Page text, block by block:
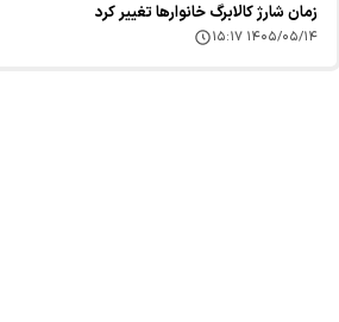
زمان شارژ کالابرگ خانوارها تغییر کرد
۱۴۰۵/۰۵/۱۴ ۱۵:۱۷